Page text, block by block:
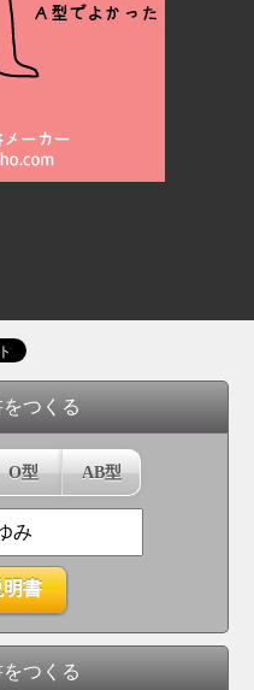
つくる
O型 AB型
つくる